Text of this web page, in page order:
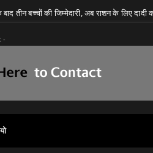
-
की जिम्मेदारी, अब राशन के लिए दादी की जद्दोजहद